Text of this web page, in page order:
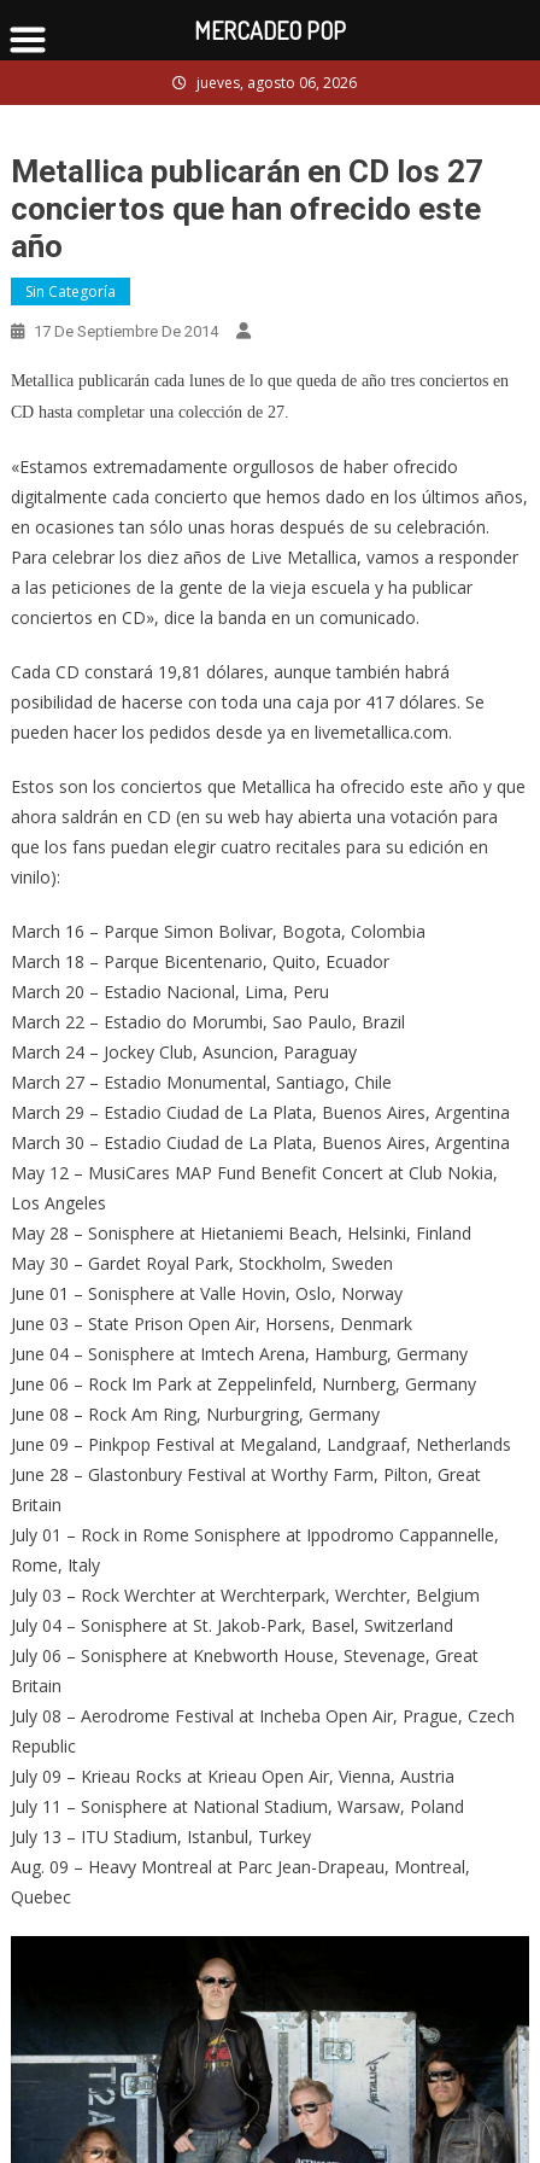
to
jueves, agosto 06, 2026
Metallica publicarán en CD los 27
conciertos que han ofrecido este
año
Sin Categoría
17 De Septiembre De 2014
Metallica publicarán cada lunes de lo que queda de año tres conciertos en
CD hasta completar una colección de 27.
«Estamos extremadamente orgullosos de haber ofrecido
digitalmente cada concierto que hemos dado en los últimos años,
en ocasiones tan sólo unas horas después de su celebración.
Para celebrar los diez años de Live Metallica, vamos a responder
a las peticiones de la gente de la vieja escuela y ha publicar
conciertos en CD», dice la banda en un comunicado.
Cada CD constará 19,81 dólares, aunque también habrá
posibilidad de hacerse con toda una caja por 417 dólares. Se
pueden hacer los pedidos desde ya en livemetallica.com.
Estos son los conciertos que Metallica ha ofrecido este año y que
ahora saldrán en CD (en su web hay abierta una votación para
que los fans puedan elegir cuatro recitales para su edición en
vinilo):
March 16 – Parque Simon Bolivar, Bogota, Colombia
March 18 – Parque Bicentenario, Quito, Ecuador
March 20 – Estadio Nacional, Lima, Peru
March 22 – Estadio do Morumbi, Sao Paulo, Brazil
March 24 – Jockey Club, Asuncion, Paraguay
March 27 – Estadio Monumental, Santiago, Chile
March 29 – Estadio Ciudad de La Plata, Buenos Aires, Argentina
March 30 – Estadio Ciudad de La Plata, Buenos Aires, Argentina
May 12 – MusiCares MAP Fund Benefit Concert at Club Nokia,
Los Angeles
May 28 – Sonisphere at Hietaniemi Beach, Helsinki, Finland
May 30 – Gardet Royal Park, Stockholm, Sweden
June 01 – Sonisphere at Valle Hovin, Oslo, Norway
June 03 – State Prison Open Air, Horsens, Denmark
June 04 – Sonisphere at Imtech Arena, Hamburg, Germany
June 06 – Rock Im Park at Zeppelinfeld, Nurnberg, Germany
June 08 – Rock Am Ring, Nurburgring, Germany
June 09 – Pinkpop Festival at Megaland, Landgraaf, Netherlands
June 28 – Glastonbury Festival at Worthy Farm, Pilton, Great
Britain
July 01 – Rock in Rome Sonisphere at Ippodromo Cappannelle,
Rome, Italy
July 03 – Rock Werchter at Werchterpark, Werchter, Belgium
July 04 – Sonisphere at St. Jakob-Park, Basel, Switzerland
July 06 – Sonisphere at Knebworth House, Stevenage, Great
Britain
July 08 – Aerodrome Festival at Incheba Open Air, Prague, Czech
Republic
July 09 – Krieau Rocks at Krieau Open Air, Vienna, Austria
July 11 – Sonisphere at National Stadium, Warsaw, Poland
July 13 – ITU Stadium, Istanbul, Turkey
Aug. 09 – Heavy Montreal at Parc Jean-Drapeau, Montreal,
Quebec
MERCADEO POP